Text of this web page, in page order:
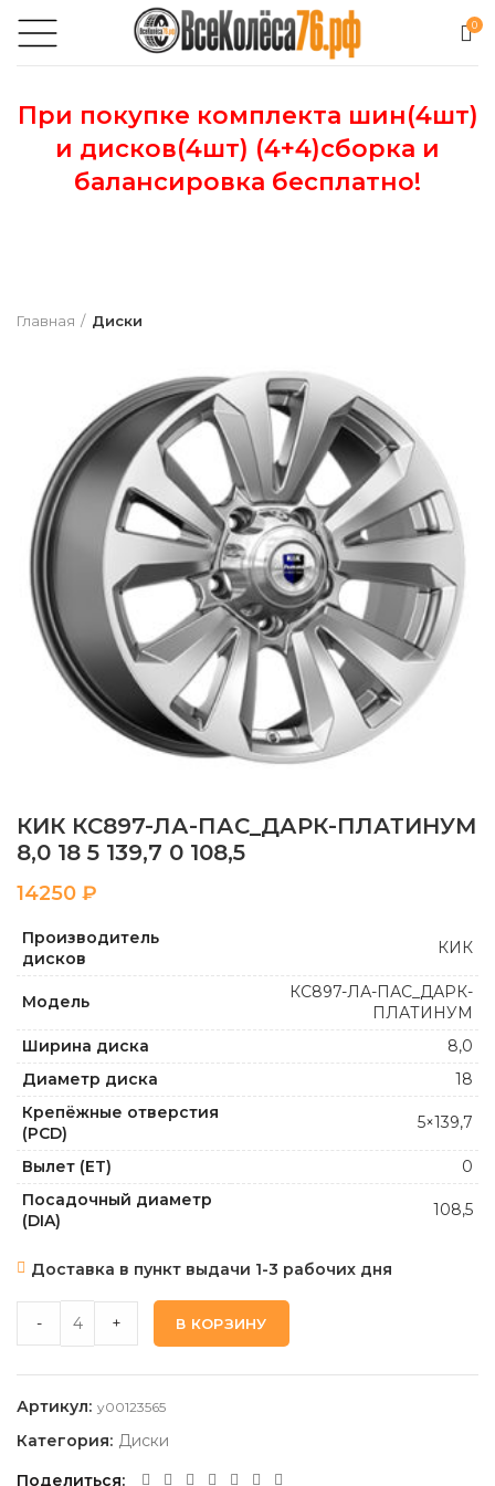
0
При покупке комплекта шин(4шт)
и дисков(4шт) (4+4)сборка и
балансировка бесплатно!
Главная Диски
КИК КС897-ЛА-ПАС_ДАРК-ПЛАТИНУМ
8,0 18 5 139,7 0 108,5
₽
Производитель
дисков
КИК
Модель
КС897-ЛА-ПАС_ДАРК-
ПЛАТИНУМ
Ширина диска
8,0
Диаметр диска
18
Крепёжные отверстия
(PCD)
5×139,7
Вылет (ET)
0
Посадочный диаметр
(DIA)
108,5
Доставка в пункт выдачи 1-3 рабочих дня
- + В КОРЗИНУ
Артикул: y00123565
Категория: Диски
Поделиться